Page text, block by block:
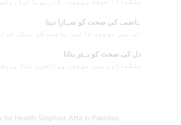
ہاضمے کی صحت کو سہارا دینا
اس میں موجود فائبر ہاضمے کو بہتر
دل کی صحت کو بہتر بنانا
سنگھاڑوں میں موجود پوٹاشیم بلڈ
for Health, Singhara Atta in Pakistan,